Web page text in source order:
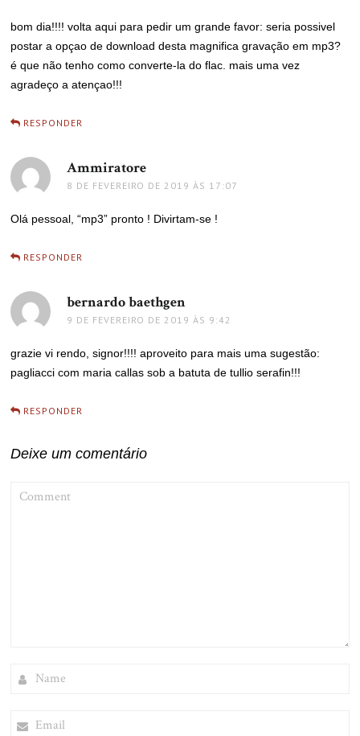
bom dia!!!! volta aqui para pedir um grande favor: seria possivel
postar a opçao de download desta magnifica gravação em mp3?
é que não tenho como converte-la do flac. mais uma vez
agradeço a atençao!!!
RESPONDER
Ammiratore
8 DE FEVEREIRO DE 2019 ÀS 17:07
Olá pessoal, “mp3” pronto ! Divirtam-se !
RESPONDER
bernardo baethgen
9 DE FEVEREIRO DE 2019 ÀS 9:42
grazie vi rendo, signor!!!! aproveito para mais uma sugestão:
pagliacci com maria callas sob a batuta de tullio serafin!!!
RESPONDER
Deixe um comentário